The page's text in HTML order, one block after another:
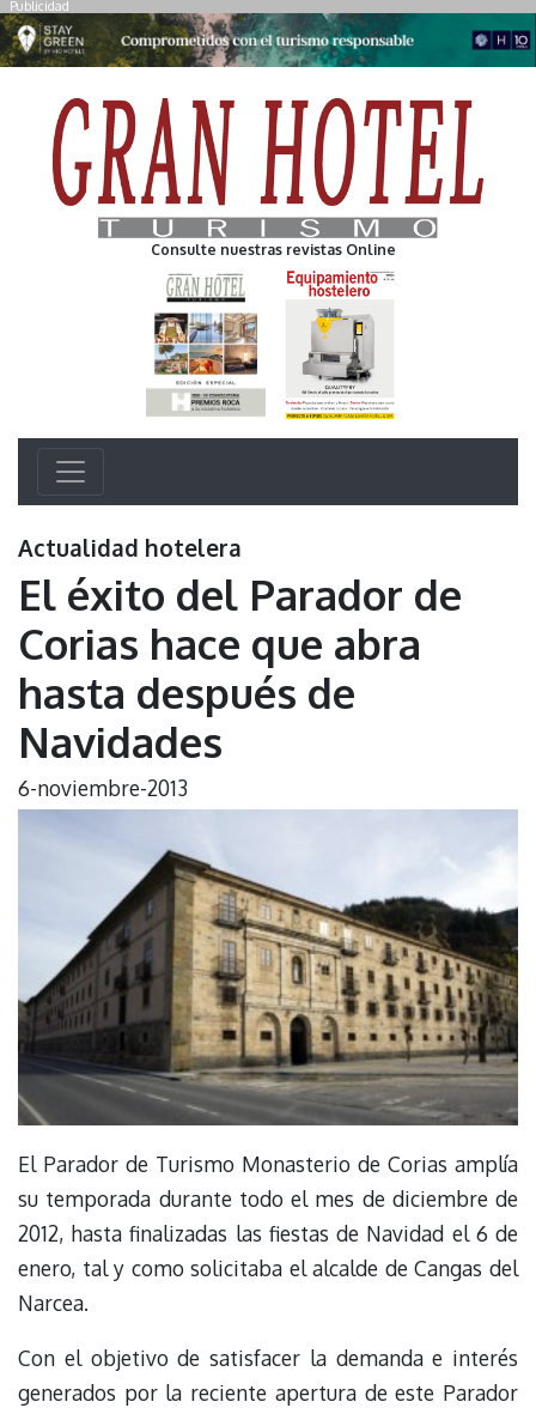
Publicidad
Consulte nuestras revistas Online
Actualidad hotelera
El éxito del Parador de
Corias hace que abra
hasta después de
Navidades
6-noviembre-2013
El Parador de Turismo Monasterio de Corias amplía
su temporada durante todo el mes de diciembre de
2012, hasta finalizadas las fiestas de Navidad el 6 de
enero, tal y como solicitaba el alcalde de Cangas del
Narcea.
Con el objetivo de satisfacer la demanda e interés
generados por la reciente apertura de este Parador